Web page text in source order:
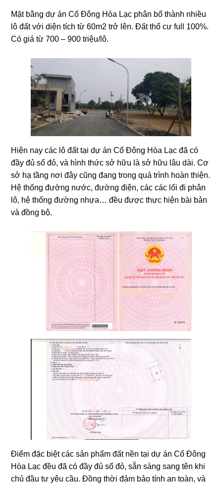
Mặt bằng dự án Cổ Đông Hòa Lạc phân bổ thành nhiều
lô đất với diện tích từ 60m2 trở lên. Đất thổ cư full 100%.
Có giá từ 700 – 900 triệu/lô.
Hiện nay các lô đất tại dự án Cổ Đông Hòa Lạc đã có
đầy đủ sổ đỏ, và hình thức sở hữu là sở hữu lâu dài. Cơ
sở hạ tầng nơi đây cũng đang trong quá trình hoàn thiện.
Hệ thống đường nước, đường điện, các các lối đi phân
lô, hệ thống đường nhựa… đều được thực hiện bài bản
và đồng bộ.
Điểm đặc biệt các sản phẩm đất nền tại dự án Cổ Đông
Hòa Lạc đều đã có đầy đủ sổ đỏ, sẵn sàng sang tên khi
chủ đầu tư yêu cầu. Đồng thời đảm bảo tính an toàn, và